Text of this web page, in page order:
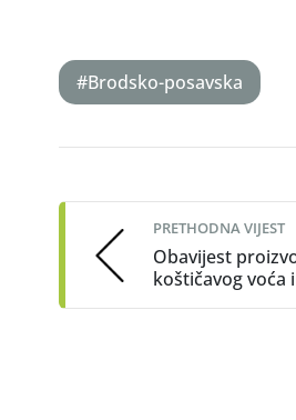
#Brodsko-posavska
navigation
PRETHODNA VIJEST
Obavijest
koštičavog voća